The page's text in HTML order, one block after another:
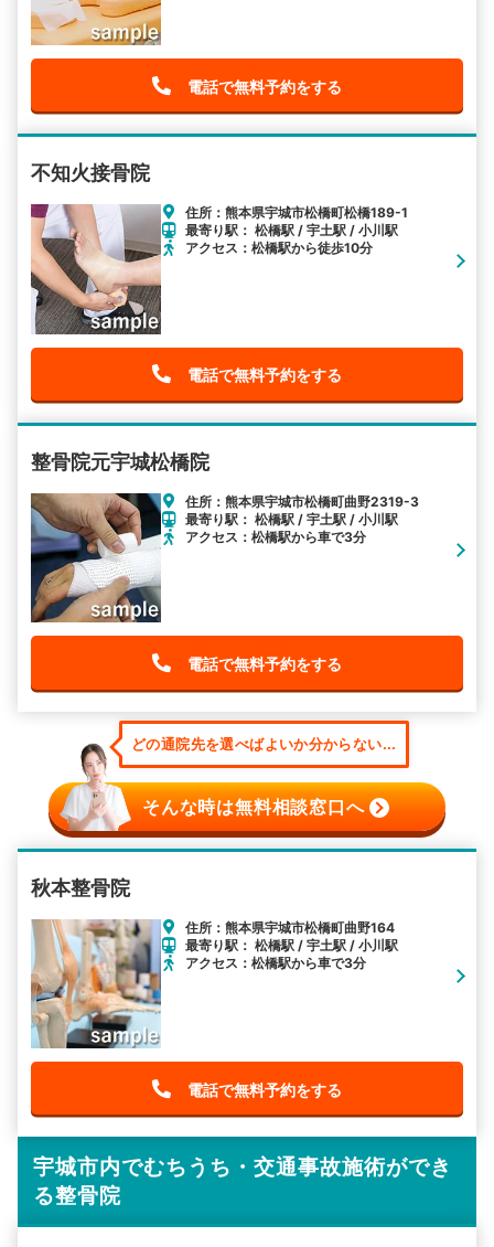
電話で無料予約をする
不知火接骨院
住所：熊本県宇城市松橋町松橋189-1
最寄り駅： 松橋駅 / 宇土駅 / 小川駅
アクセス：松橋駅から徒歩10分
電話で無料予約をする
整骨院元宇城松橋院
住所：熊本県宇城市松橋町曲野2319-3
最寄り駅： 松橋駅 / 宇土駅 / 小川駅
アクセス：松橋駅から車で3分
電話で無料予約をする
どの通院先を選べばよいか分からない...
そんな時は無料相談窓口へ
秋本整骨院
住所：熊本県宇城市松橋町曲野164
最寄り駅： 松橋駅 / 宇土駅 / 小川駅
アクセス：松橋駅から車で3分
電話で無料予約をする
宇城市内でむちうち・交通事故施術ができ
る整骨院